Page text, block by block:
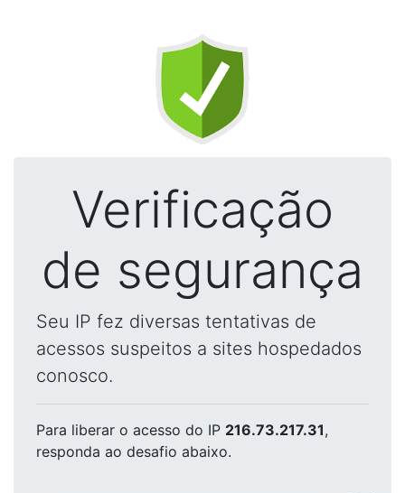
Verificação
de segurança
Seu IP fez diversas tentativas de
acessos suspeitos a sites hospedados
conosco.
Para liberar o acesso do IP 216.73.217.31,
responda ao desafio abaixo.